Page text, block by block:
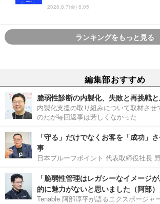
2026.8.7(金) 8:05
ランキングをもっと見る
編集部おすすめ
脆弱性診断の内製化、失敗と再挑戦
内製化支援の取り組みについて取材させ
のだが毎回返事は芳しくなかった
「守る」だけでなくお客を「成功」
事
日本プルーフポイント 代表取締役社長
「脆弱性管理はレガシーなイメージ
的に魅力がないと思いました（阿部）
Tenable 阿部淳平が語るエクスポージャ